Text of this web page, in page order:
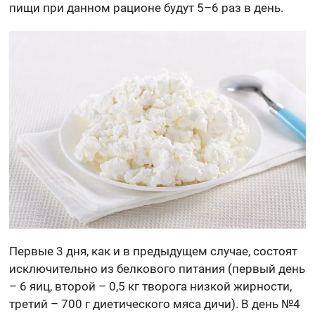
пищи при данном рационе будут 5–6 раз в день.
Первые 3 дня, как и в предыдущем случае, состоят
исключительно из белкового питания (первый день
– 6 яиц, второй – 0,5 кг творога низкой жирности,
третий – 700 г диетического мяса дичи). В день №4